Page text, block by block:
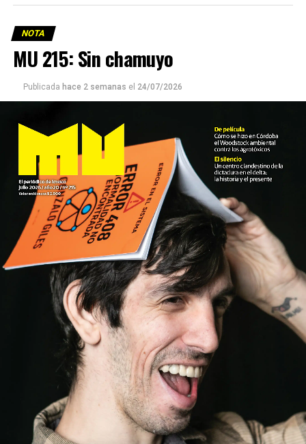
NOTA
MU 215: Sin chamuyo
Publicada hace 2 semanas el 24/07/2026